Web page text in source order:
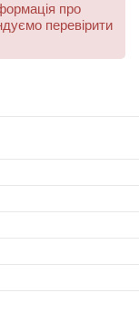
про
перевірити